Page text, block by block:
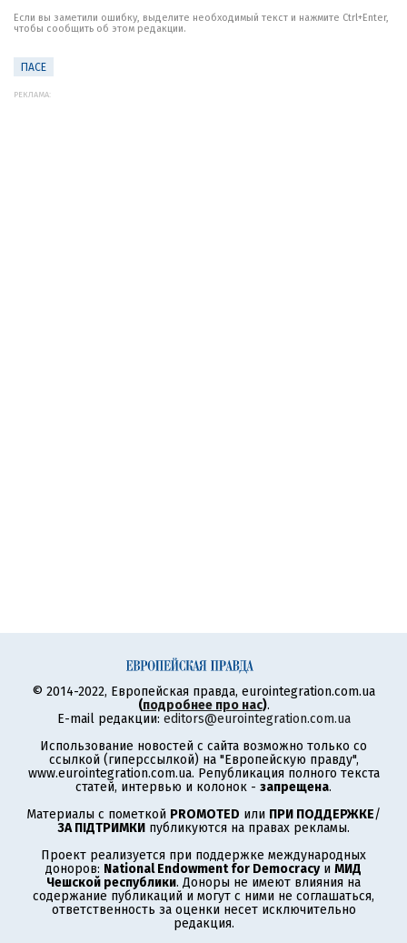
Если вы заметили ошибку, выделите необходимый текст и нажмите Ctrl+Enter,
чтобы сообщить об этом редакции.
ПАСЕ
РЕКЛАМА:
© 2014-2022, Европейская правда, eurointegration.com.ua
(подробнее про нас).
E-mail редакции: editors@eurointegration.com.ua
Использование новостей с сайта возможно только со
ссылкой (гиперссылкой) на "Европейскую правду",
www.eurointegration.com.ua. Републикация полного текста
статей, интервью и колонок - запрещена.
Материалы с пометкой PROMOTED или ПРИ ПОДДЕРЖКЕ/
ЗА ПІДТРИМКИ публикуются на правах рекламы.
Проект реализуется при поддержке международных
доноров: National Endowment for Democracyи МИД
Чешской республики. Доноры не имеют влияния на
содержание публикаций и могут с ними не соглашаться,
ответственность за оценки несет исключительно
редакция.